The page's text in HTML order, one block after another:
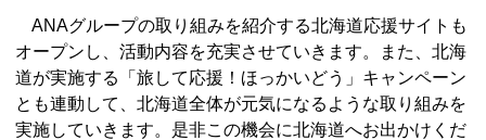
ANAグループの取り組みを紹介する北海道応援サイトも
オープンし、活動内容を充実させていきます。また、北海
道が実施する「旅して応援！ほっかいどう」キャンペーン
とも連動して、北海道全体が元気になるような取り組みを
実施していきます。是非この機会に北海道へお出かけくだ